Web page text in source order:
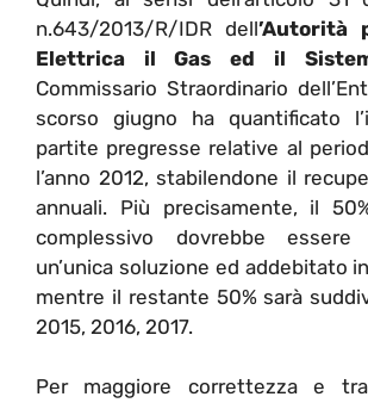
n.643/2013/R/IDR dell’Autorità
Elettrica
il Gas ed il
Commissario Straordinario
scorso giugno ha quantificato
partite pregresse relative al
l’anno 2012, stabilendone il
annuali. Più precisamente, il
complessivo dovrebbe
un’unica soluzione ed addebitato
mentre il restante 50% sarà
2015, 2016, 2017.
Per maggiore correttezza e